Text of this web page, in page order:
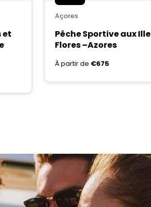
et
Açores
Pêche Sportive aux Ille
Flores –Azores
À partir de €675